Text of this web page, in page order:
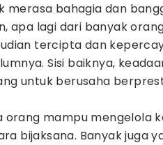
merasa bahagia dan
apa lagi dari banyak
tercipta dan
Sisi baiknya,
untuk berusaha
orang mampu mengelola
bijaksana. Banyak juga